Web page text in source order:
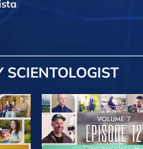
SCIENTOLOGIST